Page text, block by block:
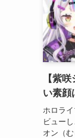
【紫
い素顔
ホロラ
ビュー
オン（